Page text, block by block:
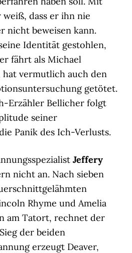
dass er ihn nie
nicht beweisen kann.
Identität gestohlen,
fährt als Michael
vermutlich auch den
getötet.
Erzähler Bellicher folgt
seiner
Panik des Ich-Verlusts.
Jeffery
nicht an. Nach sieben
Rhyme und Amelia
am Tatort, rechnet der
der beiden
erzeugt Deaver,